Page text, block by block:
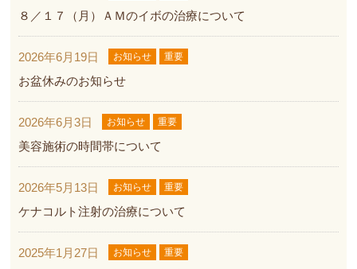
８／１７（月）ＡＭのイボの治療について
2026年6月19日 お知らせ 重要
お盆休みのお知らせ
2026年6月3日 お知らせ 重要
美容施術の時間帯について
2026年5月13日 お知らせ 重要
ケナコルト注射の治療について
2025年1月27日 お知らせ 重要